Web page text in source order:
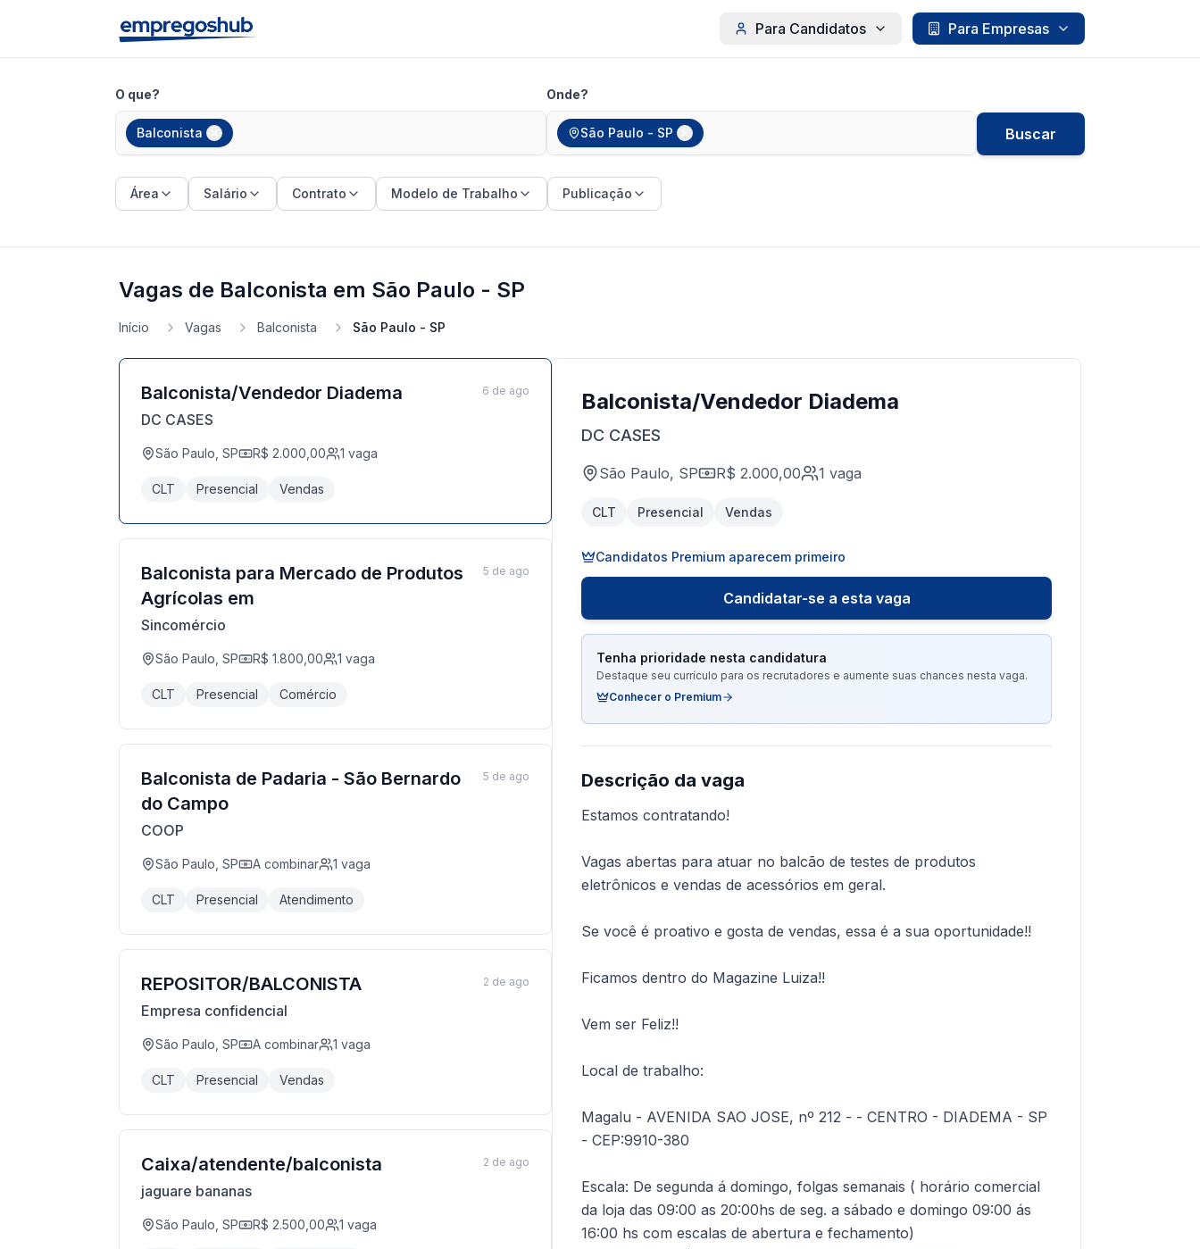
Para Candidatos Para Empresas
O que?
Balconista
Onde?
São Paulo - SP Buscar
Área Salário Contrato Modelo de Trabalho Publicação
Vagas de Balconista em São Paulo - SP
Início Vagas Balconista São Paulo - SP
Balconista/Vendedor Diadema
DC CASES
São Paulo, SP R$ 2.000,00 1 vaga
CLT Presencial Vendas
6 de ago
Balconista para Mercado de Produtos
Agrícolas em
Sincomércio
São Paulo, SP R$ 1.800,00 1 vaga
CLT Presencial Comércio
5 de ago
Balconista de Padaria - São Bernardo
do Campo
COOP
São Paulo, SP A combinar 1 vaga
CLT Presencial Atendimento
5 de ago
REPOSITOR/BALCONISTA
Empresa confidencial
São Paulo, SP A combinar 1 vaga
CLT Presencial Vendas
2 de ago
Caixa/atendente/balconista
jaguare bananas
São Paulo, SP R$ 2.500,00 1 vaga
2 de ago
Balconista/Vendedor Diadema
DC CASES
São Paulo, SP R$ 2.000,00 1 vaga
CLT Presencial Vendas
Candidatos Premium aparecem primeiro
Candidatar-se a esta vaga
Tenha prioridade nesta candidatura
Destaque seu currículo para os recrutadores e aumente suas chances nesta vaga.
Conhecer o Premium
Descrição da vaga
Estamos contratando!
Vagas abertas para atuar no balcão de testes de produtos
eletrônicos e vendas de acessórios em geral.
Se você é proativo e gosta de vendas, essa é a sua oportunidade!!
Ficamos dentro do Magazine Luiza!!
Vem ser Feliz!!
Local de trabalho:
Magalu - AVENIDA SAO JOSE, nº 212 - - CENTRO - DIADEMA - SP
- CEP:9910-380
Escala: De segunda á domingo, folgas semanais ( horário comercial
da loja das 09:00 as 20:00hs de seg. a sábado e domingo 09:00 ás
16:00 hs com escalas de abertura e fechamento)